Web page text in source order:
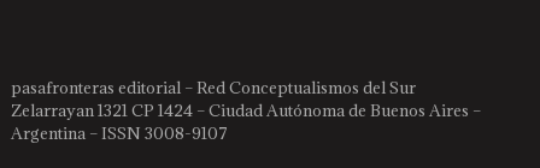
pasafronteras editorial – Red Conceptualismos del Sur
Zelarrayan 1321 CP 1424 – Ciudad Autónoma de Buenos Aires –
Argentina – ISSN 3008-9107